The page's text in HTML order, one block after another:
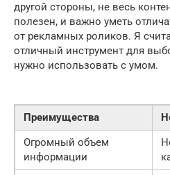
другой стороны, не весь
полезен, и важно уметь
от рекламных роликов. Я
отличный инструмент для
нужно использовать с умом.
Преимущества
Огромный объем
информации